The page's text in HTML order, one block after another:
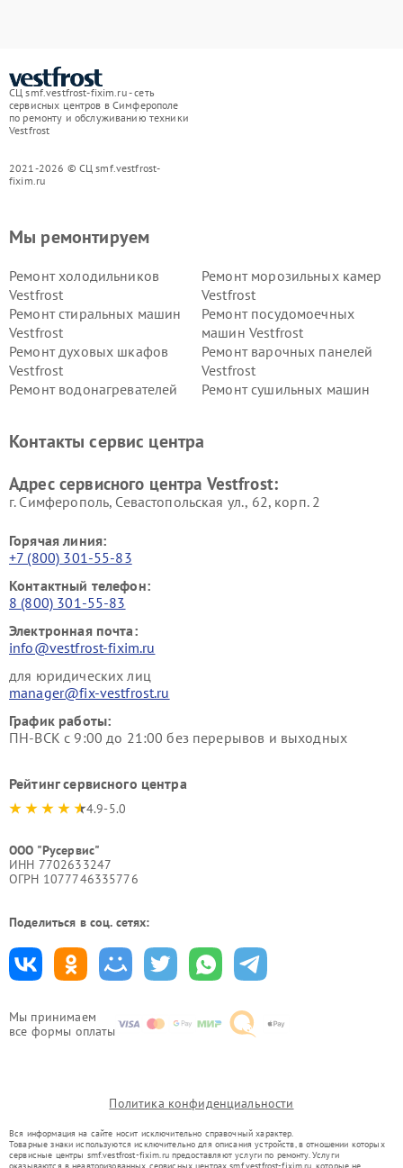
СЦ smf.vestfrost-fixim.ru - сеть
сервисных центров в Симферополе
по ремонту и обслуживанию техники
Vestfrost
2021-2026 © СЦ smf.vestfrost-
fixim.ru
Мы принимаем
все формы оплаты
Мы ремонтируем
Ремонт холодильников
Vestfrost
Ремонт морозильных камер
Vestfrost
Ремонт стиральных машин
Vestfrost
Ремонт посудомоечных
машин Vestfrost
Ремонт духовых шкафов
Vestfrost
Ремонт варочных панелей
Vestfrost
Ремонт водонагревателей
Ремонт сушильных машин
Vestfrost
Контакты сервис центра
Адрес сервисного центра Vestfrost:
г. Симферополь, Севастопольская ул., 62, корп. 2
Горячая линия:
+7 (800) 301-55-83
Контактный телефон:
8 (800) 301-55-83
Электронная почта:
info@vestfrost-fixim.ru
для юридических лиц
manager@fix-vestfrost.ru
График работы:
ПН-ВСК с 9:00 до 21:00 без перерывов и выходных
Рейтинг сервисного центра
4.9-5.0
ООО "Русервис"
ИНН 7702633247
ОГРН 1077746335776
Поделиться в соц. сетях:
Политика конфиденциальности
Вся информация на сайте носит исключительно справочный характер.
Товарные знаки используются исключительно для описания устройств, в отношении которых
сервисные центры smf.vestfrost-fixim.ru предоставляют услуги по ремонту. Услуги
оказываются в неавторизованных сервисных центрах smf.vestfrost-fixim.ru, которые не